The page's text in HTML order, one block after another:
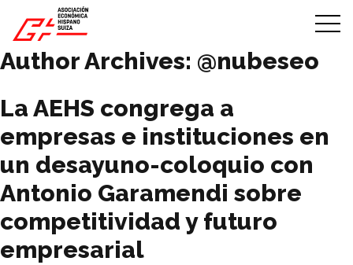
Skip to content
Author Archives: @nubeseo
La AEHS congrega a
empresas e instituciones en
un desayuno-coloquio con
Antonio Garamendi sobre
competitividad y futuro
empresarial